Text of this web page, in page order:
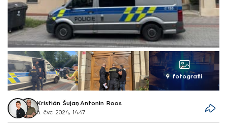
9 fotografií
Kristián Šujan, Antonin Roos
6. čvc 2024, 14:47